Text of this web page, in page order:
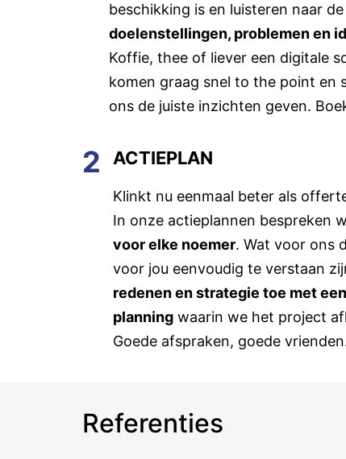
beschikking is en luisteren naar de
doelenstellingen, problemen en
Koffie, thee of liever een digitale
komen graag snel to the point en
ons de juiste inzichten geven.
2 ACTIEPLAN
Klinkt nu eenmaal beter als
In onze actieplannen bespreken
voor elke noemer. Wat voor ons
voor jou eenvoudig te verstaan
redenen en strategie toe met
planningwaarin we het project
Goede afspraken, goede
Referenties